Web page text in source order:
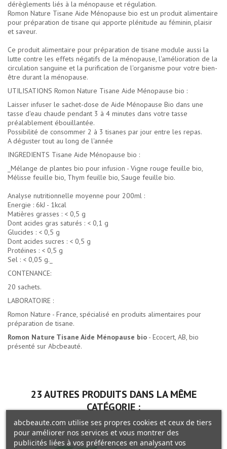
dérèglements liés à la ménopause et régulation.
Romon Nature Tisane Aide Ménopause bio est un produit alimentaire
pour préparation de tisane qui apporte plénitude au féminin, plaisir
et saveur.
Ce produit alimentaire pour préparation de tisane module aussi la
lutte contre les effets négatifs de la ménopause, l'amélioration de la
circulation sanguine et la purification de l'organisme pour votre bien-
être durant la ménopause.
UTILISATIONS Romon Nature Tisane Aide Ménopause bio :
Laisser infuser le sachet-dose de Aide Ménopause Bio dans une
tasse d'eau chaude pendant 3 à 4 minutes dans votre tasse
préalablement ébouillantée.
Possibilité de consommer 2 à 3 tisanes par jour entre les repas.
A déguster tout au long de l'année
INGREDIENTS Tisane Aide Ménopause bio :
_Mélange de plantes bio pour infusion - Vigne rouge feuille bio,
Mélisse feuille bio, Thym feuille bio, Sauge feuille bio.
Analyse nutritionnelle moyenne pour 200ml :
Energie : 6kJ - 1kcal
Matières grasses : < 0,5 g
Dont acides gras saturés : < 0,1 g
Glucides : < 0,5 g
Dont acides sucres : < 0,5 g
Protéines : < 0,5 g
Sel : < 0,05 g._
CONTENANCE:
20 sachets.
LABORATOIRE :
Romon Nature - France, spécialisé en produits alimentaires pour
préparation de tisane.
Romon Nature Tisane Aide Ménopause bio - Ecocert, AB, bio
présenté sur Abcbeauté.
23 AUTRES PRODUITS DANS LA MÊME
CATÉGORIE :
abcbeaute.com utilise ses propres cookies et ceux de tiers
pour améliorer nos services et vous montrer des
publicités liées à vos préférences en analysant vos